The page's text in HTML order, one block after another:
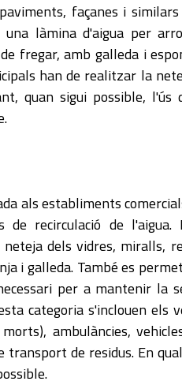
façanes i
làmina d'aigua per
fregar, amb galleda i
han de realitzar la
quan sigui possible, l'ús
als establiments
recirculació de l'aigua.
dels vidres, miralls,
i galleda. També es
per a mantenir la
categoria s'inclouen els
ambulàncies,
de residus. En